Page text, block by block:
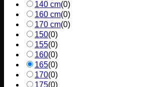
140 cm(0)
160 cm(0)
170 cm(0)
150(0)
155(0)
160(0)
165(0)
170(0)
175(0)